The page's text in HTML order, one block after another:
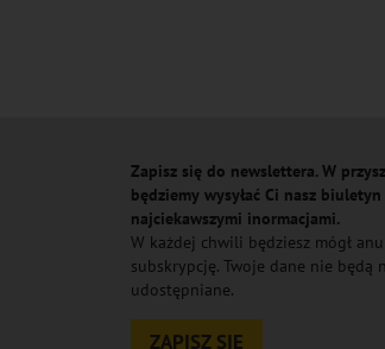
Zapisz się do newslettera. W
będziemy wysyłać Ci nasz biuletyn
najciekawszymi inormacjami.
W każdej chwili będziesz mógł
subskrypcję. Twoje dane nie będą
udostępniane.
ZAPISZ SIĘ